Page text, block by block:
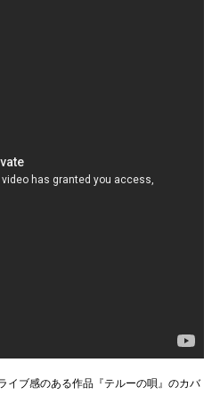
イブ感のある作品『テルーの唄』のカバ